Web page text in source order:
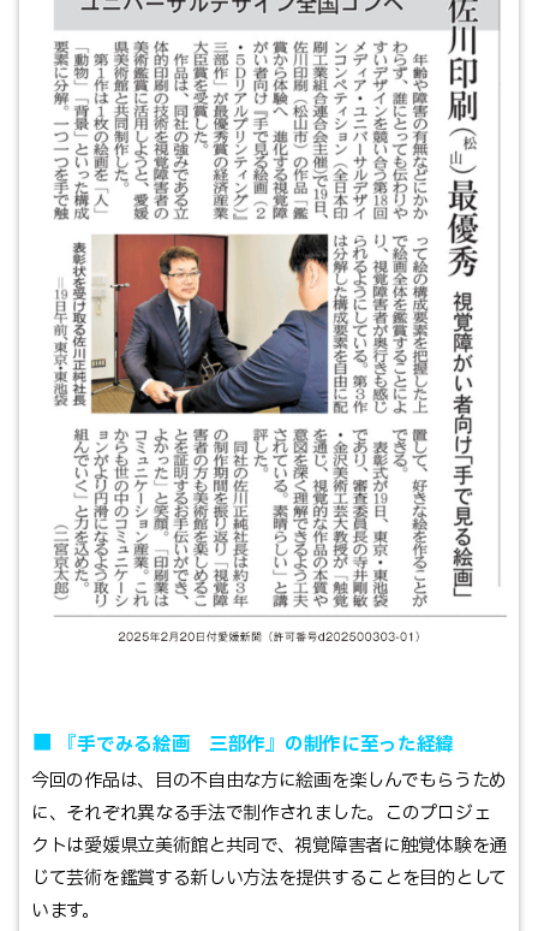
■ 『手でみる絵画 三部作』の制作に至った経緯
今回の作品は、目の不自由な方に絵画を楽しんでもらうため
に、それぞれ異なる手法で制作されました。このプロジェ
クトは愛媛県立美術館と共同で、視覚障害者に触覚体験を通
じて芸術を鑑賞する新しい方法を提供することを目的として
います。